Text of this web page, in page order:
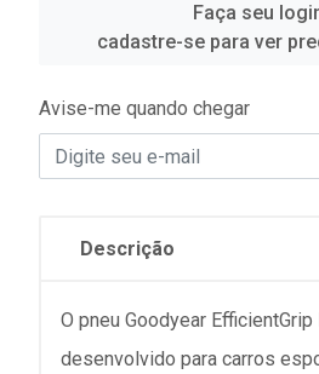
Faça seu
cadastre-se para ver
Avise-me quando chegar
Descrição
O pneu Goodyear
desenvolvido para carros